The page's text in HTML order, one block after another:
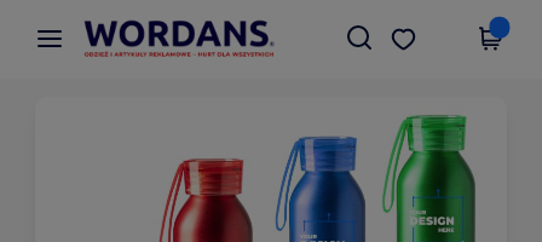
× Aplikacja Wordans
Lepsze ceny w aplikacji!
Pobierz app